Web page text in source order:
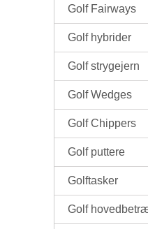
Golf Fairways
Golf hybrider
Golf strygejern
Golf Wedges
Golf Chippers
Golf puttere
Golftasker
Golf